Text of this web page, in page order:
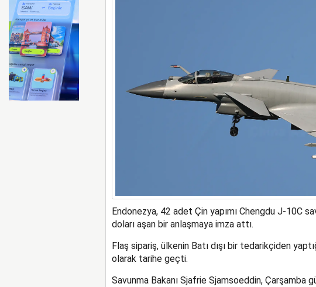
Endonezya, 42 adet Çin yapımı Chengdu J-10C
doları aşan bir anlaşmaya imza attı.
Flaş sipariş, ülkenin Batı dışı bir tedarikçiden
olarak tarihe geçti.
Savunma Bakanı Sjafrie Sjamsoeddin, Çarşamba